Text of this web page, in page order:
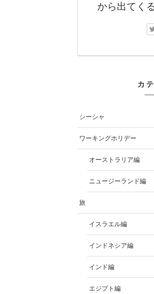
から出てく
カ
シーシャ
ワーキングホリデー
オーストラリア編
ニュージーランド編
旅
イスラエル編
インドネシア編
インド編
エジプト編